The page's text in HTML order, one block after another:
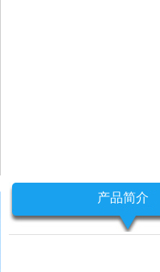
产品简介